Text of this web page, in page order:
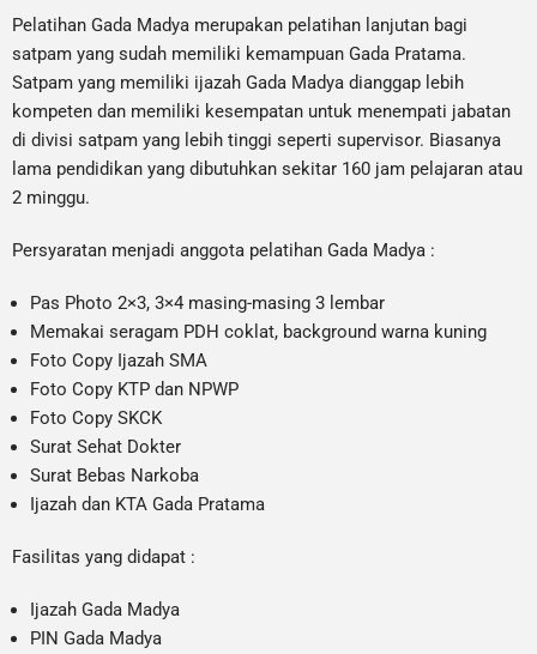
Pelatihan Gada Madya merupakan pelatihan lanjutan bagi
satpam yang sudah memiliki kemampuan Gada Pratama.
Satpam yang memiliki ijazah Gada Madya dianggap lebih
kompeten dan memiliki kesempatan untuk menempati jabatan
di divisi satpam yang lebih tinggi seperti supervisor. Biasanya
lama pendidikan yang dibutuhkan sekitar 160 jam pelajaran atau
2 minggu.
Persyaratan menjadi anggota pelatihan Gada Madya :
Pas Photo 2×3, 3×4 masing-masing 3 lembar
Memakai seragam PDH coklat, background warna kuning
Foto Copy Ijazah SMA
Foto Copy KTP dan NPWP
Foto Copy SKCK
Surat Sehat Dokter
Surat Bebas Narkoba
Ijazah dan KTA Gada Pratama
Fasilitas yang didapat :
Ijazah Gada Madya
PIN Gada Madya